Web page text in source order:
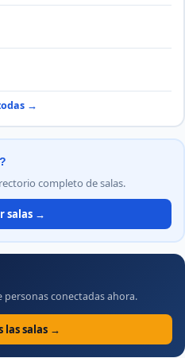
→
completo de salas.
salas →
personas conectadas ahora.
las salas →